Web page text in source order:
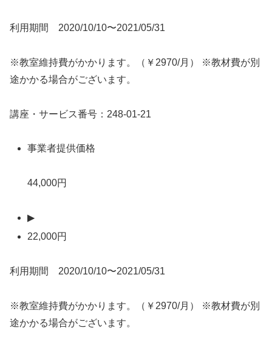
利用期間 2020/10/10〜2021/05/31
※教室維持費がかかります。（￥2970/月） ※教材費が別
途かかる場合がございます。
講座・サービス番号：248-01-21
事業者提供価格
44,000円
▶
22,000円
利用期間 2020/10/10〜2021/05/31
※教室維持費がかかります。（￥2970/月） ※教材費が別
途かかる場合がございます。